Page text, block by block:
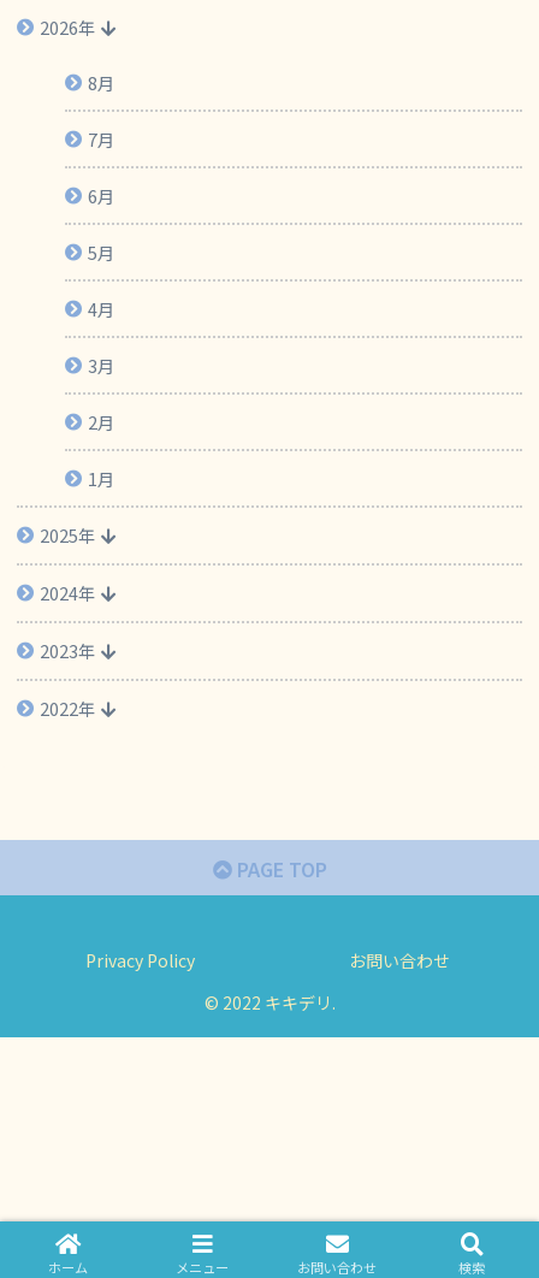
2026年
8月
7月
6月
5月
4月
3月
2月
1月
2025年
2024年
2023年
2022年
PAGE TOP
Privacy Policy
お問い合わせ
© 2022 キキデリ.
ホーム メニュー お問い合わせ 検索